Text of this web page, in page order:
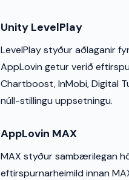
Unity LevelPlay
LevelPlay styður aðlaganir
AppLovin getur verið
Chartboost, InMobi, Digital
núll-stillingu uppsetningu.
AppLovin MAX
MAX styður sambærilegan
eftirspurnarheimild innan